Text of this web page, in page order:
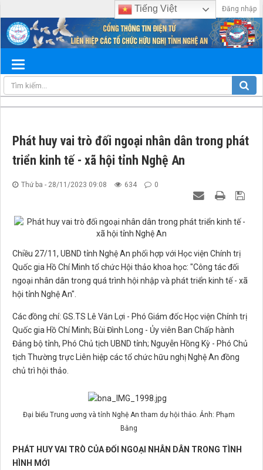
Đăng nhập
Tiếng Việt
Phát huy vai trò đối ngoại nhân dân trong phát
triển kinh tế - xã hội tỉnh Nghệ An
Thứ ba - 28/11/2023 09:08 634 0
Chiều 27/11, UBND tỉnh Nghệ An phối hợp với Học viện Chính trị
Quốc gia Hồ Chí Minh tổ chức Hội thảo khoa học: "Công tác đối
ngoại nhân dân trong quá trình hội nhập và phát triển kinh tế - xã
hội tỉnh Nghệ An".
Các đồng chí: GS.TS Lê Văn Lợi - Phó Giám đốc Học viện Chính trị
Quốc gia Hồ Chí Minh; Bùi Đình Long - Ủy viên Ban Chấp hành
Đảng bộ tỉnh, Phó Chủ tịch UBND tỉnh; Nguyễn Hồng Kỳ - Phó Chủ
tịch Thường trực Liên hiệp các tổ chức hữu nghị Nghệ An đồng
chủ trì hội thảo.
Đại biểu Trung ương và tỉnh Nghệ An tham dự hội thảo. Ảnh: Phạm
Bằng
PHÁT HUY VAI TRÒ CỦA ĐỐI NGOẠI NHÂN DÂN TRONG TÌNH
HÌNH MỚI